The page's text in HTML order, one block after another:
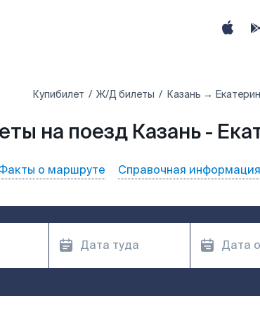
Купибилет Ж/Д билеты Казань →
на поезд Казань -
о маршруте Справочная информация